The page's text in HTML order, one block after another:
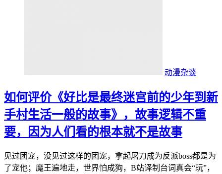
动漫杂谈
如何评价《好比是最终迷宫前的少年到新
手村生活一般的故事》，故事逻辑不重
要，因为人们看的根本就不是故事
见过团宠，没见过这样的团宠，拿起屠刀成为反派boss都是为
了宠他；魔王遍地走，世界怕成狗，B站译制台词真会“玩”，